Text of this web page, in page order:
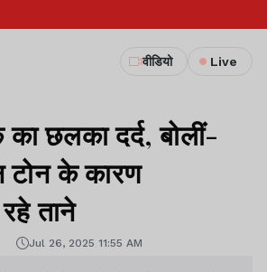
वीडियो Live
का छलका दर्द, बोलीं-
टोन के कारण
रहे ताने
Jul 26, 2025 11:55 AM